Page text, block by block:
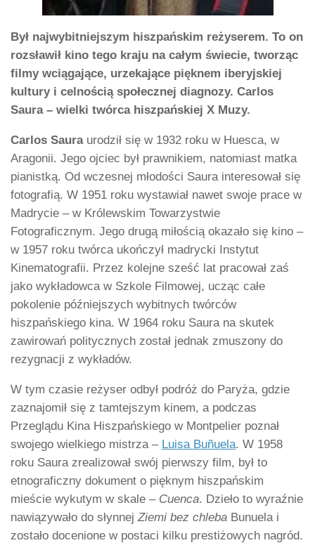
Był najwybitniejszym hiszpańskim reżyserem. To on
rozsławił kino tego kraju na całym świecie, tworząc
filmy wciągające, urzekające pięknem iberyjskiej
kultury i celnością społecznej diagnozy. Carlos
Saura – wielki twórca hiszpańskiej X Muzy.
Carlos Sauraurodził się w 1932 roku w Huesca, w
Aragonii. Jego ojciec był prawnikiem, natomiast matka
pianistką. Od wczesnej młodości Saura interesował się
fotografią. W 1951 roku wystawiał nawet swoje prace w
Madrycie – w Królewskim Towarzystwie
Fotograficznym. Jego drugą miłością okazało się kino –
w 1957 roku twórca ukończył madrycki Instytut
Kinematografii. Przez kolejne sześć lat pracował zaś
jako wykładowca w Szkole Filmowej, ucząc całe
pokolenie późniejszych wybitnych twórców
hiszpańskiego kina. W 1964 roku Saura na skutek
zawirowań politycznych został jednak zmuszony do
rezygnacji z wykładów.
W tym czasie reżyser odbył podróż do Paryża, gdzie
zaznajomił się z tamtejszym kinem, a podczas
Przeglądu Kina Hiszpańskiego w Montpelier poznał
swojego wielkiego mistrza – Luisa Buñuela. W 1958
roku Saura zrealizował swój pierwszy film, był to
etnograficzny dokument o pięknym hiszpańskim
mieście wykutym w skale – Cuenca. Dzieło to wyraźnie
nawiązywało do słynnej Ziemi bez chleba Bunuela i
zostało docenione w postaci kilku prestiżowych nagród.